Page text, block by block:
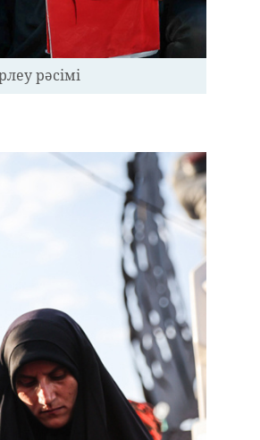
рәсімі